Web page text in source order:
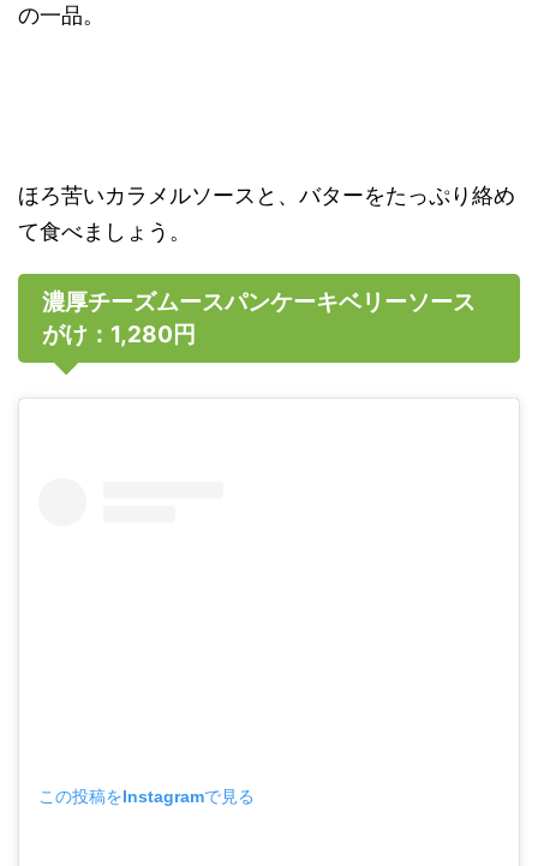
の一品。
ほろ苦いカラメルソースと、バターをたっぷり絡め
て食べましょう。
濃厚チーズムースパンケーキベリーソース
がけ：1,280円
この投稿をInstagramで見る